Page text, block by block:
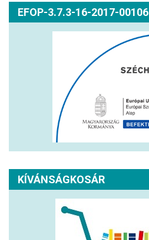
EFOP-3.7.3-16-2017-00106
KÍVÁNSÁGKOSÁR